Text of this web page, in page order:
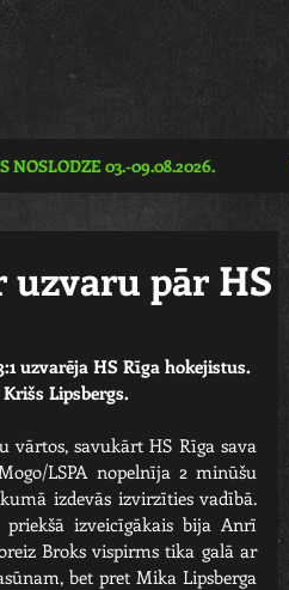
NOSLODZE 03.-09.08.2026.
uzvaru pār HS
uzvarēja HS Rīga hokejistus.
Lipsbergs.
vārtos, savukārt HS Rīga sava
LSPA nopelnīja 2 minūšu
izdevās izvirzīties vadībā.
izveicīgākais bija Anrī
Broks vispirms tika galā ar
bet pret Mika Lipsberga